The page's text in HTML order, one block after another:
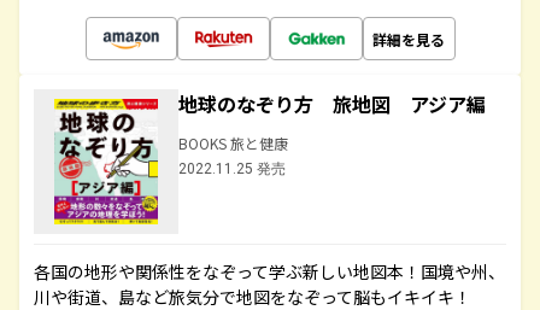
詳細を見る
地球のなぞり方 旅地図 アジア編
BOOKS 旅と健康
2022.11.25 発売
各国の地形や関係性をなぞって学ぶ新しい地図本！国境や州、
川や街道、島など旅気分で地図をなぞって脳もイキイキ！